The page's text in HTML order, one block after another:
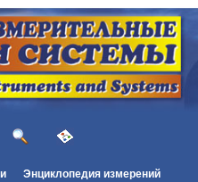
Энциклопедия измерений